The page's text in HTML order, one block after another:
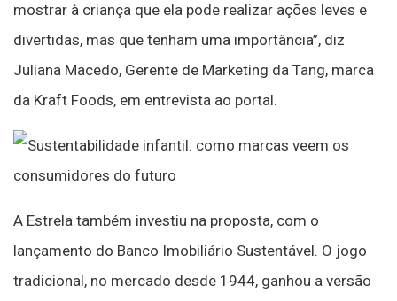
mostrar à criança que ela pode realizar ações leves e
divertidas, mas que tenham uma importância”, diz
Juliana Macedo, Gerente de Marketing da Tang, marca
da Kraft Foods, em entrevista ao portal.
A Estrela também investiu na proposta, com o
lançamento do Banco Imobiliário Sustentável. O jogo
tradicional, no mercado desde 1944, ganhou a versão